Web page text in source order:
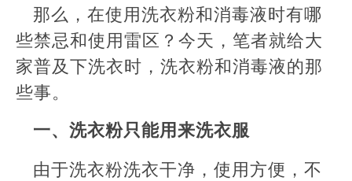
那么，在使用洗衣粉和消毒液时有哪
些禁忌和使用雷区？今天，笔者就给大
家普及下洗衣时，洗衣粉和消毒液的那
些事。
一、洗衣粉只能用来洗衣服
由于洗衣粉洗衣干净，使用方便，不